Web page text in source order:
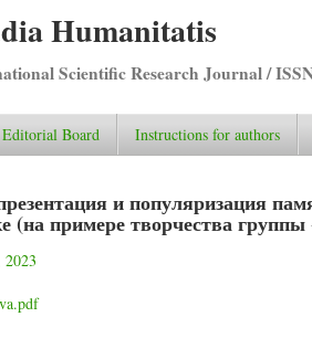
Humanitatis
Scientific Research Journal /
Editorial Board Instructions for authors
и популяризация
(на примере творчества